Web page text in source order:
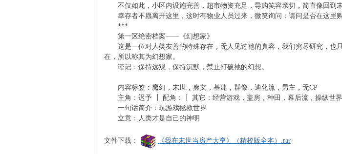
不仅如此，小区内设施完善，超市物资充足，导购笑容亲切，简直像回到末
幸存者不愿离开这里，这时有物业人员过来，微笑询问：请问是否在这里购
***
第一区绝密档案——《幻想家》
这是一位对人类友善的特殊存在，无人见过祂的真容，我们穷尽研究，也
在，所以称其为幻想家。
谨记：保持远观，保持沉默，禁止打破祂的幻想。
内容标签：魔幻，末世，爽文，基建，群像，迪化流，男主，无CP
主角：迟予 ┃ 配角：┃ 其它：经营游戏，盖房，种田，幕后流，操纵世界
一句话简介：玩游戏拯救世界
立意：人类才是自己的神明
文件下载： 《我在末世当房产大亨》（精校版全本）.rar